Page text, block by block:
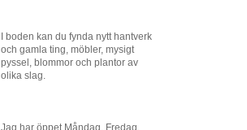
I boden kan du fynda nytt hantverk
och gamla ting, möbler, mysigt
pyssel, blommor och plantor av
olika slag.
Jag har öppet Måndag, Fredag,